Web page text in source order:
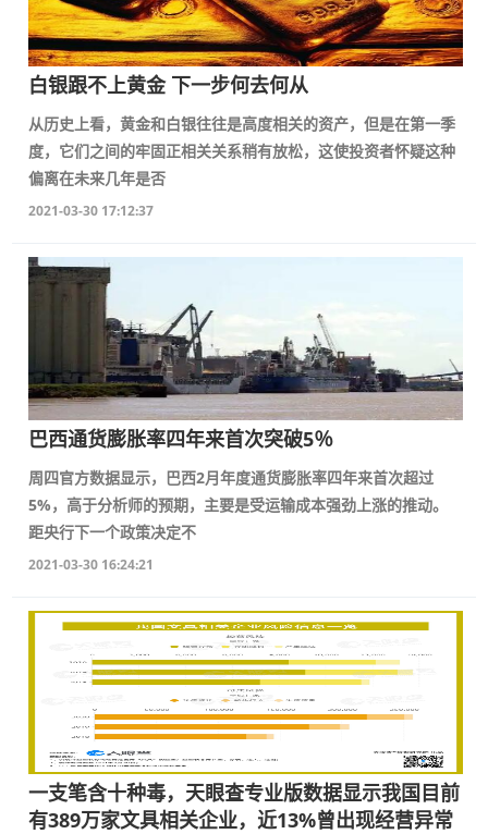
白银跟不上黄金 下一步何去何从
从历史上看，黄金和白银往往是高度相关的资产，但是在第一季
度，它们之间的牢固正相关关系稍有放松，这使投资者怀疑这种
偏离在未来几年是否
2021-03-30 17:12:37
巴西通货膨胀率四年来首次突破5％
周四官方数据显示，巴西2月年度通货膨胀率四年来首次超过
5%，高于分析师的预期，主要是受运输成本强劲上涨的推动。
距央行下一个政策决定不
2021-03-30 16:24:21
一支笔含十种毒，天眼查专业版数据显示我国目前
有389万家文具相关企业，近13%曾出现经营异常